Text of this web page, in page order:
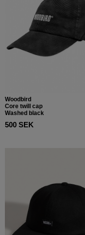
Woodbird
Core twill cap
Washed black
500 SEK